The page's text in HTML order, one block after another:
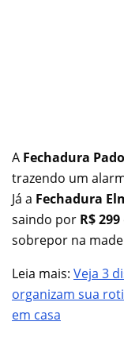
A Fechadura Pado
trazendo um
Já a Fechadura
saindo por R$ 299
sobrepor na
Leia mais: Veja 3
organizam sua
em casa